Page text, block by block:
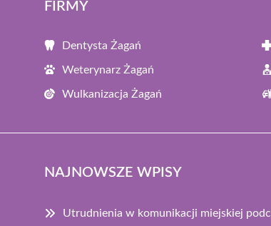
FIRMY
Dentysta Żagań
Weterynarz Żagań
Wulkanizacja Żagań
NAJNOWSZE WPISY
Utrudnienia w komunikacji miejskiej